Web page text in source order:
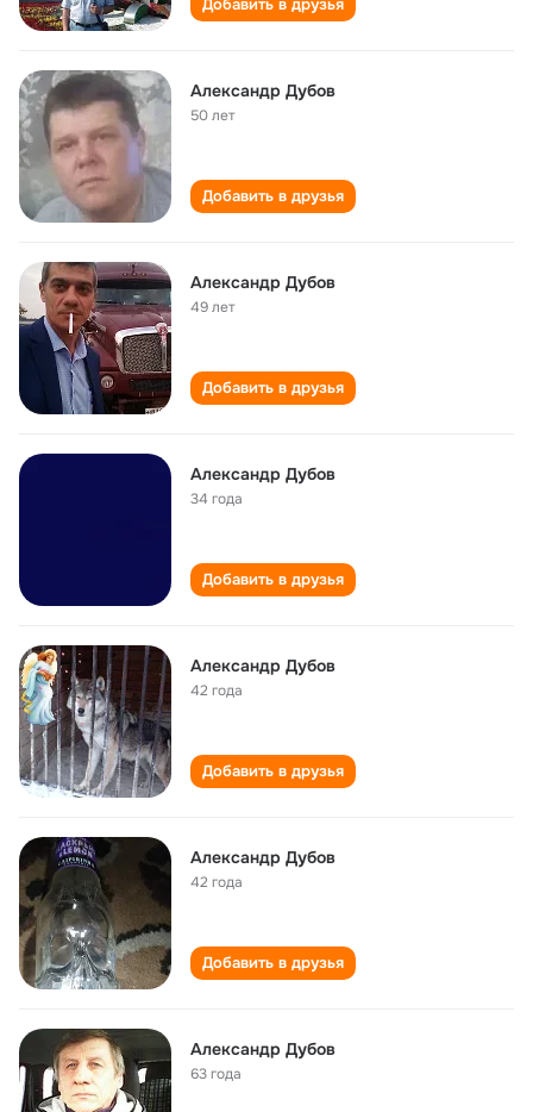
Добавить в друзья
Александр Дубов
50 лет
Добавить в друзья
Александр Дубов
49 лет
Добавить в друзья
Александр Дубов
34 года
Добавить в друзья
Александр Дубов
42 года
Добавить в друзья
Александр Дубов
42 года
Добавить в друзья
Александр Дубов
63 года